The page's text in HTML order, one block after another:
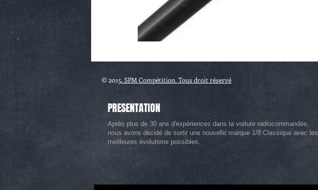
© 2015. SPM Compétition. Tous droit réservé
PRESENTATION
Après plus de 30 ans d'expériences dans la voiture radiocommandée,
nous avons décidé de sortir une nouvelle marque 1/8 Classique avec les
meilleures évolutions possibles.